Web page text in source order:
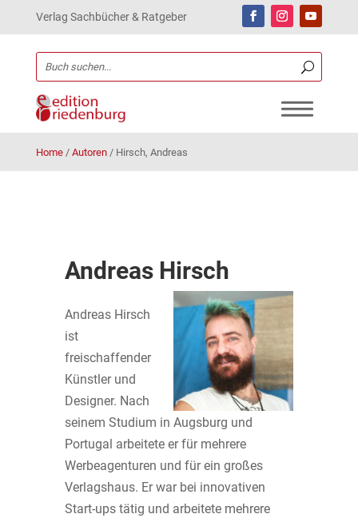
Verlag Sachbücher & Ratgeber
Home/ Autoren/ Hirsch, Andreas
Andreas Hirsch
Andreas Hirsch
ist
freischaffender
Künstler und
Designer. Nach
seinem Studium in Augsburg und
Portugal arbeitete er für mehrere
Werbeagenturen und für ein großes
Verlagshaus. Er war bei innovativen
Start-ups tätig und arbeitete mehrere